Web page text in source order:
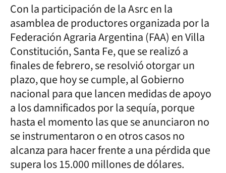
Con la participación de la Asrc en la
asamblea de productores organizada por la
Federación Agraria Argentina (FAA) en Villa
Constitución, Santa Fe, que se realizó a
finales de febrero, se resolvió otorgar un
plazo, que hoy se cumple, al Gobierno
nacional para que lancen medidas de apoyo
a los damnificados por la sequía, porque
hasta el momento las que se anunciaron no
se instrumentaron o en otros casos no
alcanza para hacer frente a una pérdida que
supera los 15.000 millones de dólares.